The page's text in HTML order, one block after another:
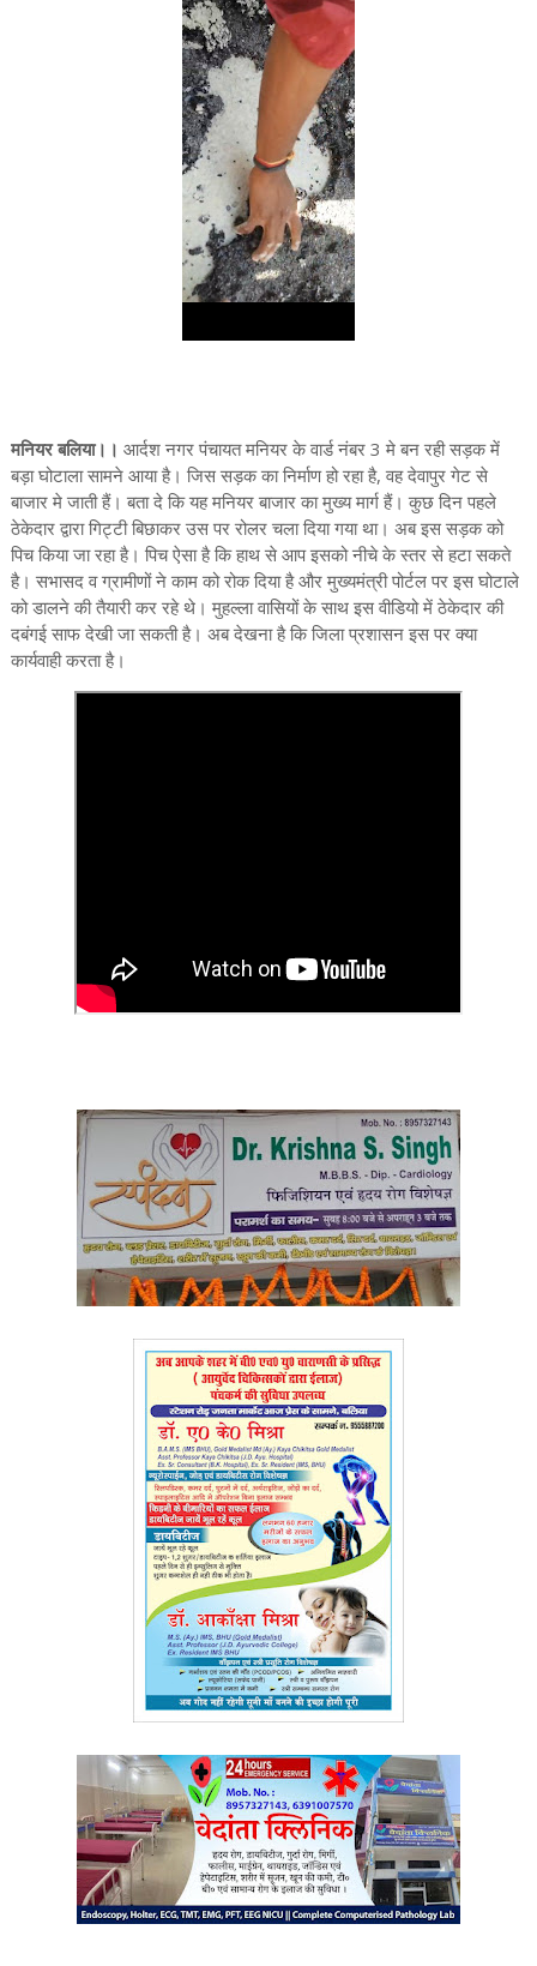
मनियर बलिया।। आर्दश नगर पंचायत मनियर के वार्ड नंबर 3 मे बन रही सड़क में
बड़ा घोटाला सामने आया है। जिस सड़क का निर्माण हो रहा है, वह देवापुर गेट से
बाजार मे जाती हैं। बता दे कि यह मनियर बाजार का मुख्य मार्ग हैं। कुछ दिन पहले
ठेकेदार द्वारा गिट्टी बिछाकर उस पर रोलर चला दिया गया था। अब इस सड़क को
पिच किया जा रहा है। पिच ऐसा है कि हाथ से आप इसको नीचे के स्तर से हटा सकते
है। सभासद व ग्रामीणों ने काम को रोक दिया है और मुख्यमंत्री पोर्टल पर इस घोटाले
को डालने की तैयारी कर रहे थे। मुहल्ला वासियों के साथ इस वीडियो में ठेकेदार की
दबंगई साफ देखी जा सकती है। अब देखना है कि जिला प्रशासन इस पर क्या
कार्यवाही करता है।